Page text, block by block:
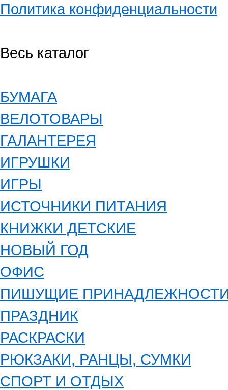
Политика конфиденциальности
Весь каталог
БУМАГА
ВЕЛОТОВАРЫ
ГАЛАНТЕРЕЯ
ИГРУШКИ
ИГРЫ
ИСТОЧНИКИ ПИТАНИЯ
КНИЖКИ ДЕТСКИЕ
НОВЫЙ ГОД
ОФИС
ПИШУЩИЕ
ПРАЗДНИК
РАСКРАСКИ
РЮКЗАКИ, РАНЦЫ, СУМКИ
СПОРТ И ОТДЫХ